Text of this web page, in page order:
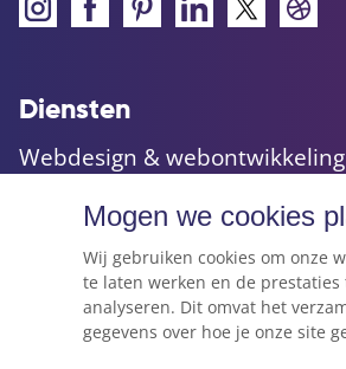
Diensten
Webdesign & webontwikkeling
Online marketing & advies
Hosting, e-mail &
Webkracht's blog
Mogen we cookies
Wij gebruiken cookies om onze
te laten werken en de prestaties
analyseren. Dit omvat het
gegevens over hoe je onze site